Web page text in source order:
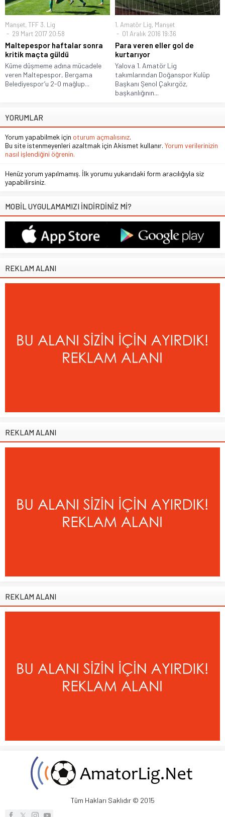
Manşet, TFF 3. Lig
29 Mart 2017 20:58
Maltepespor haftalar sonra
kritik maçta güldü
Küme düşmeme adına mücadele
veren Maltepespor, Bergama
Belediyespor’u 2-0 mağlup...
1. Amatör Lig, Manşet
01 Aralık 2016 19:36
Para veren eller gol de
kurtarıyor
Yalova 1. Amatör Lig
takımlarından Doğanspor Kulüp
Başkanı Şenol Çakırgöz,
başkanlığının...
YORUMLAR
Yorum yapabilmek için oturum açmalısınız.
Bu site istenmeyenleri azaltmak için Akismet kullanır. Yorum verilerinizin
nasıl işlendiğini öğrenin.
Henüz yorum yapılmamış. İlk yorumu yukarıdaki form aracılığıyla siz
yapabilirsiniz.
MOBİL UYGULAMAMIZI İNDİRDİNİZ Mİ?
REKLAM ALANI
REKLAM ALANI
REKLAM ALANI
Tüm Hakları Saklıdır © 2015